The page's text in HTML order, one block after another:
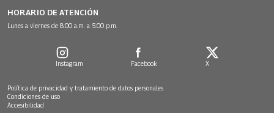
HORARIO DE ATENCIÓN
Lunes a viernes de 8:00 a.m. a 5:00 p.m.
Instagram Facebook X
Política de privacidad y tratamiento de datos personales
Condiciones de uso
Accesibilidad